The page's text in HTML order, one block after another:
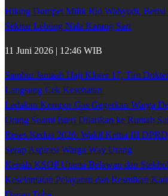
Hilang Dompet Milik Rio Wahyudi, Berisi
Sekitar Lebung Nala Karang Sari
11 Juni 2026 | 12:46 WIB
Sambut Jamaah Haji Kloter 17, Tim
Langsung Cek Kesehatan
Ledakan Kompor Gas Gegerkan Warga
Orang Suami Isteri Dilarikan ke Rumah
Reses Kedua 2026: Wakil Ketua III
Serap Aspirasi Warga Way Urang
Kepala KSOP Utama Belawan dan
Keselamatan Pelayaran dan Resmikan